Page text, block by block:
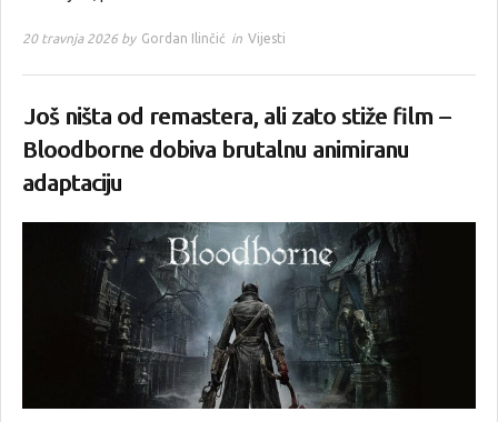
20 travnja 2026 by Gordan Ilinčić in Vijesti
Još ništa od remastera, ali zato stiže film –
Bloodborne dobiva brutalnu animiranu
adaptaciju